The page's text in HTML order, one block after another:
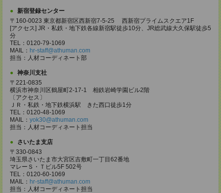
新宿登録センター
〒160-0023 東京都新宿区西新宿7-5-25 西新宿プライムスクエア1F
[アクセス] JR・私鉄・地下鉄各線新宿駅徒歩10分、JR総武線大久保駅徒歩5
分
TEL：0120-79-1069
MAIL： hr-staff@athuman.com
担当：人材コーディネート部
神奈川支社
〒221-0835
横浜市神奈川区鶴屋町2-17-1 相鉄岩崎学園ビル2階
〔アクセス〕
ＪＲ・私鉄・地下鉄横浜駅 きた西口徒歩1分
TEL：0120-48-1069
MAIL： yok30@athuman.com
担当：人材コーディネート担当
さいたま支店
〒330-0843
埼玉県さいたま市大宮区吉敷町一丁目62番地
マレーＳ・Ｔビル5F 502号
TEL：0120-60-1069
MAIL： hr-staff@athuman.com
担当：人材コーディネート担当